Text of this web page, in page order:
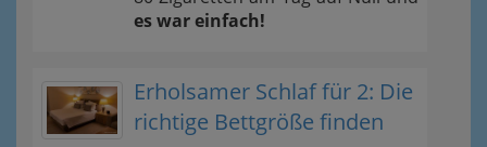
es war einfach!
Erholsamer Schlaf für 2: Die
richtige Bettgröße finden